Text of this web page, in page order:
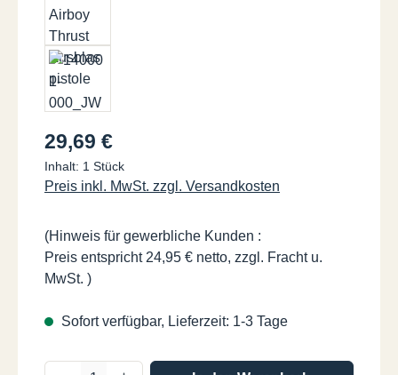
Regulärer Preis:
29,69 €
Inhalt: 1 Stück
Preis inkl. MwSt. zzgl. Versandkosten
(Hinweis für gewerbliche Kunden :
Preis entspricht 24,95 € netto, zzgl. Fracht u.
MwSt. )
Sofort verfügbar, Lieferzeit: 1-3 Tage